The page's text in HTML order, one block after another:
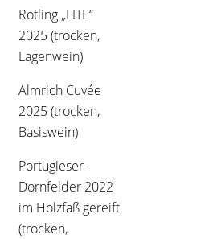
Rotling „LITE“
2025 (trocken,
Lagenwein)
Almrich Cuvée
2025 (trocken,
Basiswein)
Portugieser-
Dornfelder 2022
im Holzfaß gereift
(trocken,